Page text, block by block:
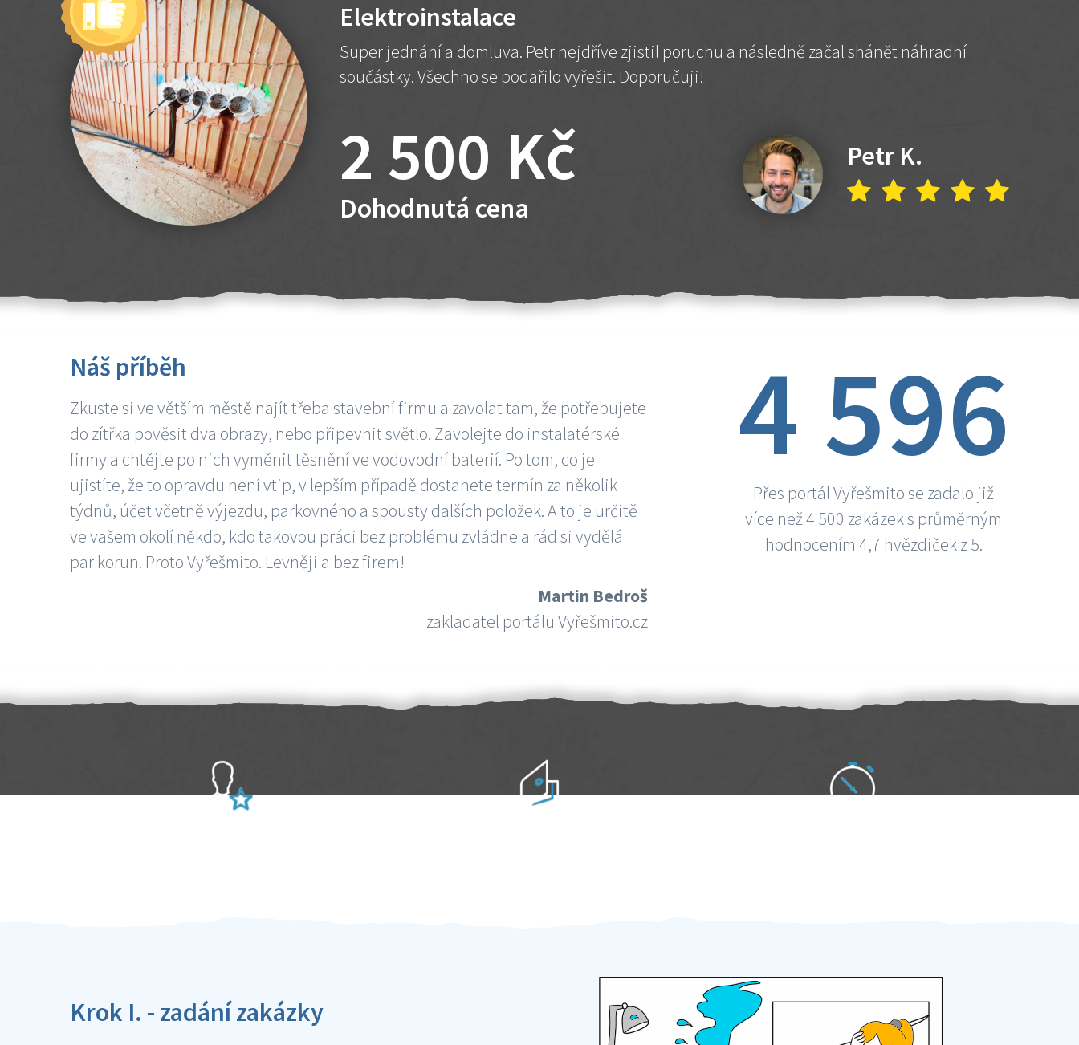
Elektroinstalace
Super jednání a domluva. Petr nejdříve zjistil poruchu a následně začal shánět náhradní
součástky. Všechno se podařilo vyřešit. Doporučuji!
2 500 Kč
Dohodnutá cena
Petr K.
Náš příběh
Zkuste si ve větším městě najít třeba stavební firmu a zavolat tam, že potřebujete
do zítřka pověsit dva obrazy, nebo připevnit světlo. Zavolejte do instalatérské
firmy a chtějte po nich vyměnit těsnění ve vodovodní baterií. Po tom, co je
ujistíte, že to opravdu není vtip, v lepším případě dostanete termín za několik
týdnů, účet včetně výjezdu, parkovného a spousty dalších položek. A to je určitě
ve vašem okolí někdo, kdo takovou práci bez problému zvládne a rád si vydělá
par korun. Proto Vyřešmito. Levněji a bez firem!
Martin Bedroš
zakladatel portálu Vyřešmito.cz
4 596
Přes portál Vyřešmito se zadalo již
více než 4 500 zakázek s průměrným
hodnocením 4,7 hvězdiček z 5.
Krok I. - zadání zakázky